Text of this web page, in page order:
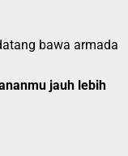
bawa armada
jauh lebih